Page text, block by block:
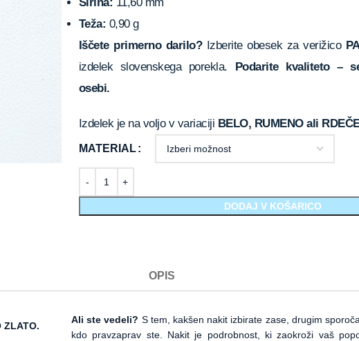
Teža: 0,90 g
Iščete primerno darilo?Izberite obesek za verižico
izdelek slovenskega porekla. Podarite kvaliteto –
osebi.
Izdelek je na voljo v variaciji BELO, RUMENO ali
MATERIAL
DODAJ V KOŠARICO
OPIS
ZLATO.
Ali ste vedeli? S tem, kakšen nakit izbirate zase, drugim
kdo pravzaprav ste. Nakit je podrobnost, ki zaokroži vaš